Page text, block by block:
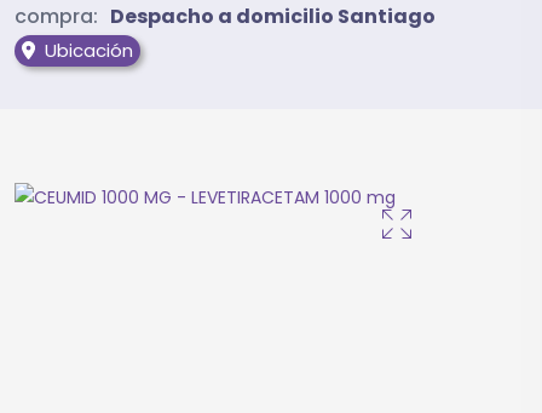
compra: Despacho a domicilio Santiago
Ubicación